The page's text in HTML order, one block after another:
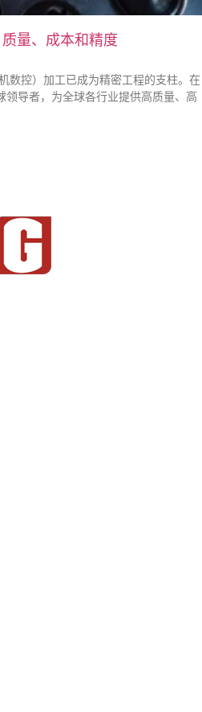
量、成本和精度
数控）加工已成为精密工程的支柱。在
领导者，为全球各行业提供高质量、高